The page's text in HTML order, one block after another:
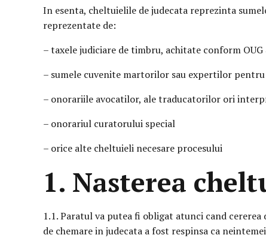
In esenta, cheltuielile de judecata reprezinta
reprezentate de:
– taxele judiciare de timbru, achitate conform OUG
– sumele cuvenite martorilor sau expertilor pentru
– onorariile avocatilor, ale traducatorilor ori
– onorariul curatorului special
– orice alte cheltuieli necesare procesului
1. Nasterea
1.1. Paratul va putea fi obligat atunci cand
de chemare in judecata a fost respinsa ca